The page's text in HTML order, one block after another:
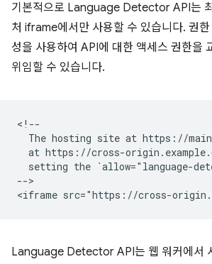
기본적으로 Language Detector API는
처 iframe에서만 사용할 수 있습니다. 권한
성을 사용하여 API에 대한 액세스 권한을
위임할 수 있습니다.
<!--
The hosting site at https://
at https://cross-
setting the `allow="language-
-->
Language Detector API는 웹 워커에서